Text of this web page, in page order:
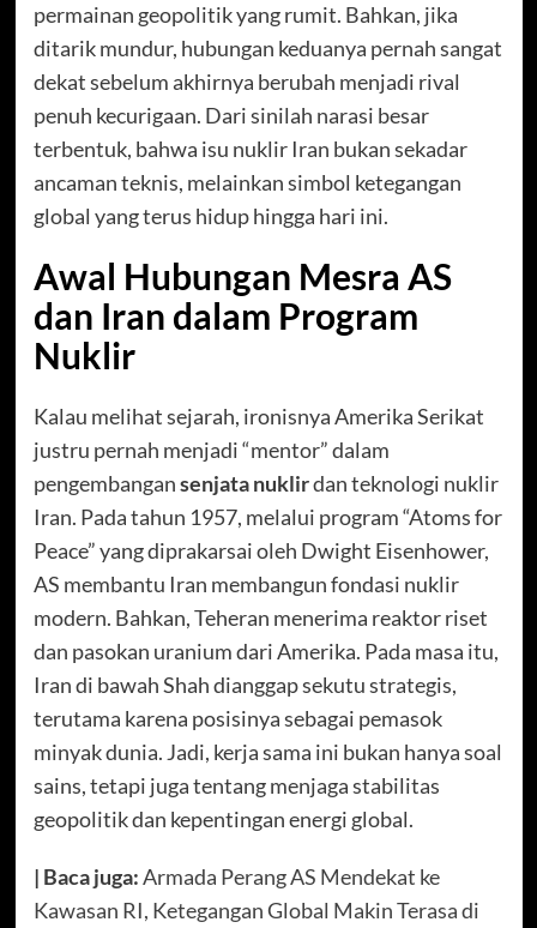
permainan geopolitik yang rumit. Bahkan, jika
ditarik mundur, hubungan keduanya pernah sangat
dekat sebelum akhirnya berubah menjadi rival
penuh kecurigaan. Dari sinilah narasi besar
terbentuk, bahwa isu nuklir Iran bukan sekadar
ancaman teknis, melainkan simbol ketegangan
global yang terus hidup hingga hari ini.
Awal Hubungan Mesra AS
dan Iran dalam Program
Nuklir
Kalau melihat sejarah, ironisnya Amerika Serikat
justru pernah menjadi “mentor” dalam
pengembangansenjata nuklirdan teknologi nuklir
Iran. Pada tahun 1957, melalui program “Atoms for
Peace” yang diprakarsai oleh Dwight Eisenhower,
AS membantu Iran membangun fondasi nuklir
modern. Bahkan, Teheran menerima reaktor riset
dan pasokan uranium dari Amerika. Pada masa itu,
Iran di bawah Shah dianggap sekutu strategis,
terutama karena posisinya sebagai pemasok
minyak dunia. Jadi, kerja sama ini bukan hanya soal
sains, tetapi juga tentang menjaga stabilitas
geopolitik dan kepentingan energi global.
| Baca juga:Armada Perang AS Mendekat ke
Kawasan RI, Ketegangan Global Makin Terasa di